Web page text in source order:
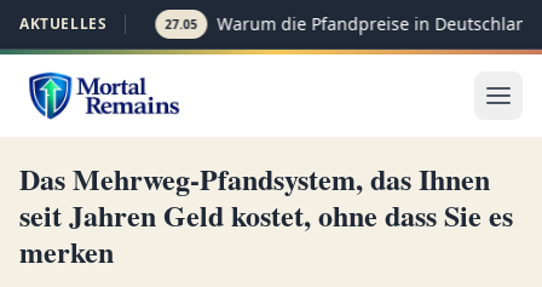
AKTUELLES 27.05 Warum die Pfandpreise in
Das Mehrweg-Pfandsystem, das Ihnen
seit Jahren Geld kostet, ohne dass Sie es
merken